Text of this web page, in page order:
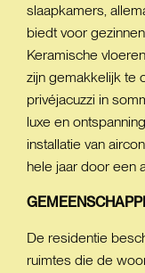
slaapkamers,
biedt voor
Keramische
zijn gemakkelijk te
privéjacuzzi in
luxe en
installatie van
hele jaar door een
De residentie
ruimtes die de